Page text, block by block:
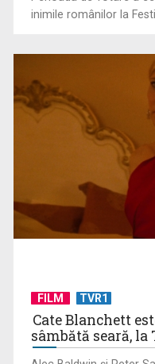
De peste 160 de ani în
„Societății” din ...
Protest de amploare al
inimile românilor la
FILM TVR1
Cate Blanchett
sâmbătă seară, la